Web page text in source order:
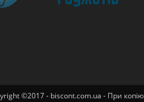
©2017 - biscont.com.ua - При